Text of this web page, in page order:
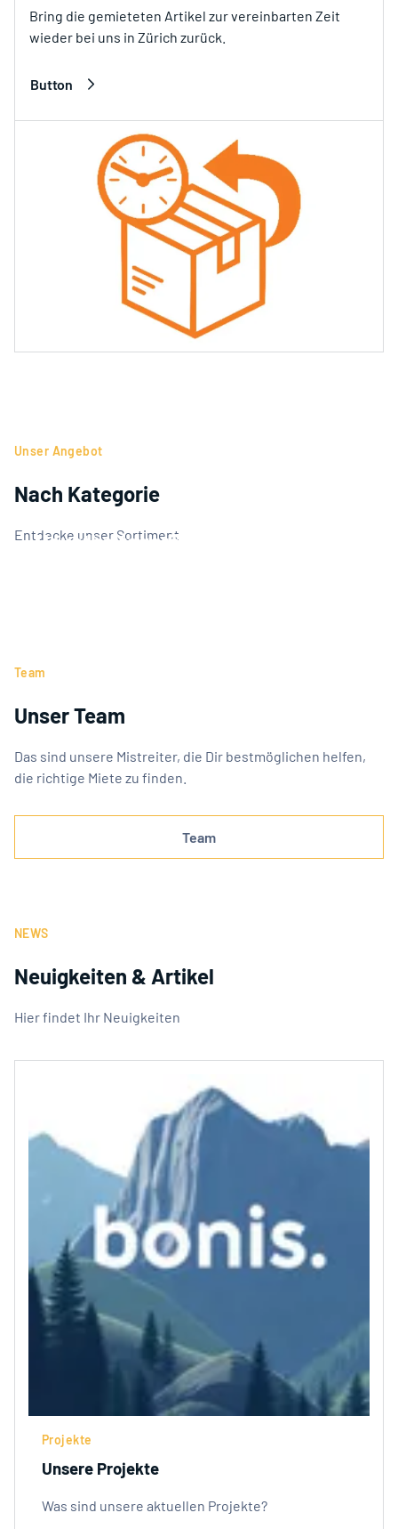
Bring die gemieteten Artikel zur vereinbarten Zeit
wieder bei uns in Zürich zurück.
Button
Unser Angebot
Nach Kategorie
Entdecke unser Sortiment
Hausthaltsgeräte
Team
Unser Team
Das sind unsere Mistreiter, die Dir bestmöglichen helfen,
die richtige Miete zu finden.
Team
NEWS
Neuigkeiten & Artikel
Hier findet Ihr Neuigkeiten
Projekte
Unsere Projekte
Was sind unsere aktuellen Projekte?